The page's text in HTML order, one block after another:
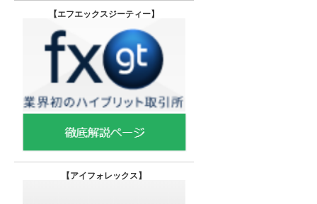
【エフエックスジーティー】
【アイフォレックス】